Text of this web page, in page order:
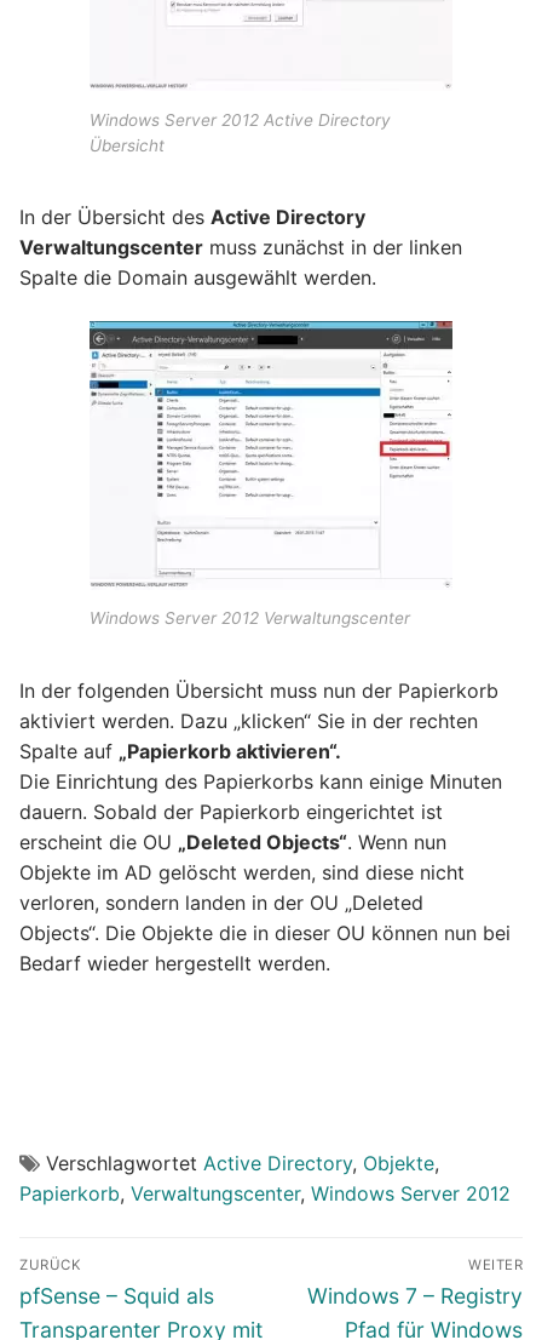
Windows Server 2012 Active Directory
Übersicht
In der Übersicht des Active Directory
Verwaltungscenter muss zunächst in der linken
Spalte die Domain ausgewählt werden.
Windows Server 2012 Verwaltungscenter
In der folgenden Übersicht muss nun der Papierkorb
aktiviert werden. Dazu „klicken“ Sie in der rechten
Spalte auf „Papierkorb aktivieren“.
Die Einrichtung des Papierkorbs kann einige Minuten
dauern. Sobald der Papierkorb eingerichtet ist
erscheint die OU „Deleted Objects“. Wenn nun
Objekte im AD gelöscht werden, sind diese nicht
verloren, sondern landen in der OU „Deleted
Objects“. Die Objekte die in dieser OU können nun bei
Bedarf wieder hergestellt werden.
Verschlagwortet Active Directory, Objekte,
Papierkorb, Verwaltungscenter, Windows Server 2012
Beitragsnavigation
ZURÜCK
Vorheriger
Beitrag:
pfSense – Squid als
Transparenter Proxy mit
WEITER
Nächster
Beitrag:
Windows 7 – Registry
Pfad für Windows